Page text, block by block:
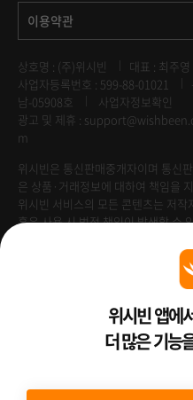
이용약관
상호명 : (주)위시빈 대표 : 최주영
사업자등록번호 : 599-88-01021
남-05908호
사업자정보확인
광고 및 제휴 :
m
위시빈은 통신판매중개자이며 통신
은 상품·거래정보에 대하여 책임을
위시빈 서비스의 모든 콘텐츠는 저
혹은 사용 시 법적 책임이 발생할 수
Venture Enterprise위시빈 앱에
더 많은 기능